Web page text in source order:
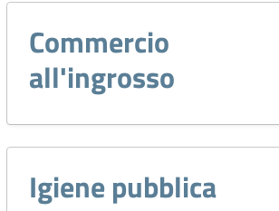
Commercio
all'ingrosso
Igiene pubblica